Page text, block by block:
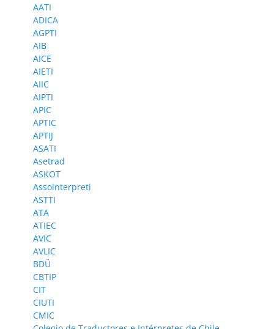
AATI
ADICA
AGPTI
AIB
AICE
AIETI
AIIC
AIPTI
APIC
APTIC
APTIJ
ASATI
Asetrad
ASKOT
Assointerpreti
ASTTI
ATA
ATIEC
AVIC
AVLIC
BDÜ
CBTIP
CIT
CIUTI
CMIC